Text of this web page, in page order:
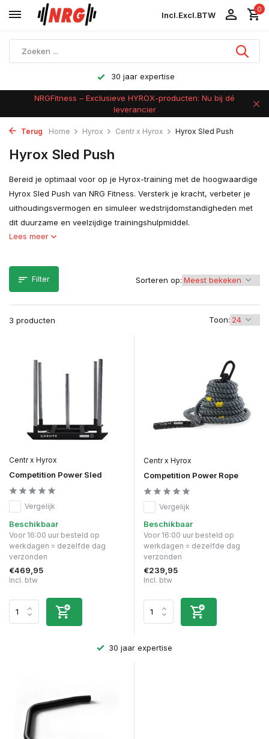
Incl.Excl.BTW
0
Achteraf betalen
NRGFitness – Exclusieve HYROX-producten: Nu bij dé
leverancier
Terug Home Hyrox Centr x Hyrox Hyrox Sled Push
Hyrox Sled Push
Bereid je optimaal voor op je Hyrox-training met de hoogwaardige
Hyrox Sled Push van NRG Fitness. Versterk je kracht, verbeter je
uithoudingsvermogen en simuleer wedstrijdomstandigheden met
dit duurzame en veelzijdige trainingshulpmiddel.
Lees meer
Filter
3 producten Toon:
Sorteren op:
Centr x Hyrox
Competition Power Sled
Vergelijk
Beschikbaar
Voor 16:00 uur besteld op
werkdagen = dezelfde dag
verzonden
€469,95
Incl. btw
Centr x Hyrox
Competition Power Rope
Vergelijk
Beschikbaar
Voor 16:00 uur besteld op
werkdagen = dezelfde dag
verzonden
€239,95
Incl. btw
Achteraf betalen